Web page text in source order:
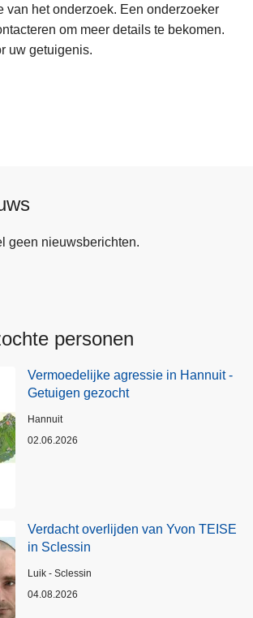
van het onderzoek. Een onderzoeker
om meer details te bekomen.
uw getuigenis.
geen nieuwsberichten.
personen
Vermoedelijke agressie in Hannuit -
Getuigen gezocht
Plaats
Hannuit
02.06.2026
Verdacht overlijden van Yvon TEISE
in Sclessin
Plaats
Luik - Sclessin
04.08.2026